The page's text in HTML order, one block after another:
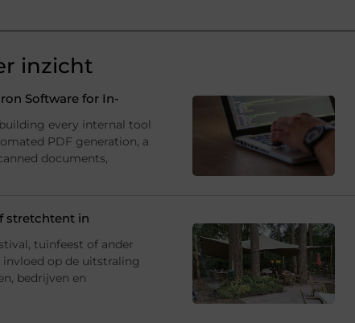
inzicht
Software for In-
every internal tool
PDF generation, a
documents,
stretchtent in
tuinfeest of ander
op de uitstraling
bedrijven en